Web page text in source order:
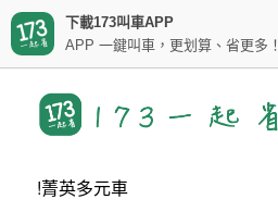
下載173叫車APP
APP 一鍵叫車，更划算、省更多！
!菁英多元車